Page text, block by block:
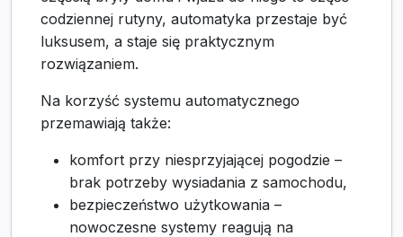
codziennej rutyny, automatyka przestaje być
luksusem, a staje się praktycznym
rozwiązaniem.
Na korzyść systemu automatycznego
przemawiają także:
komfort przy niesprzyjającej pogodzie –
brak potrzeby wysiadania z samochodu,
bezpieczeństwo użytkowania –
nowoczesne systemy reagują na